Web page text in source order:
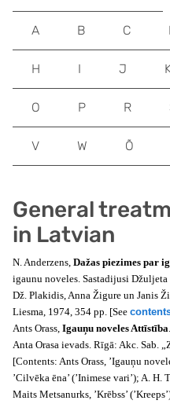
General
in Latvian
N. Anderzens, Dažas piezimes par
igaunu noveles. Sastadijusi
Dž. Plakidis, Anna Žigure un Janis
Liesma, 1974, 354 pp. [See
Ants Orass, Igauņu noveles Attīstība
Anta Orasa ievads. Rīgā: Akc. Sab.
[Contents: Ants Orass, ’Igauņu
’Cilvēka ēna’ (’Inimese vari’); A. H.
Maits Metsanurks, ’Krēbss’
A B C
H I J
O P R
V W Õ